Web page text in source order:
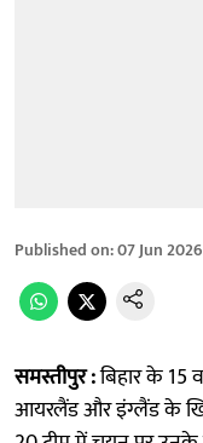
Published on:07 Jun
समस्तीपुर :बिहार के 15
आयरलैंड और इंग्लैंड के